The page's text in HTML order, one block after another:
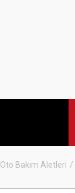
Oto Bakım Aletleri